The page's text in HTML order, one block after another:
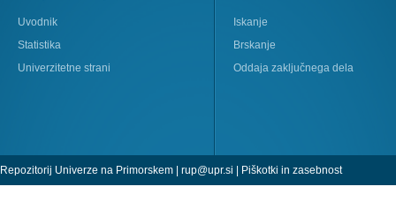
Uvodnik
Statistika
Univerzitetne strani
Iskanje
Brskanje
Oddaja zaključnega dela
Repozitorij Univerze na Primorskem | rup@upr.si | Piškotki in zasebnost